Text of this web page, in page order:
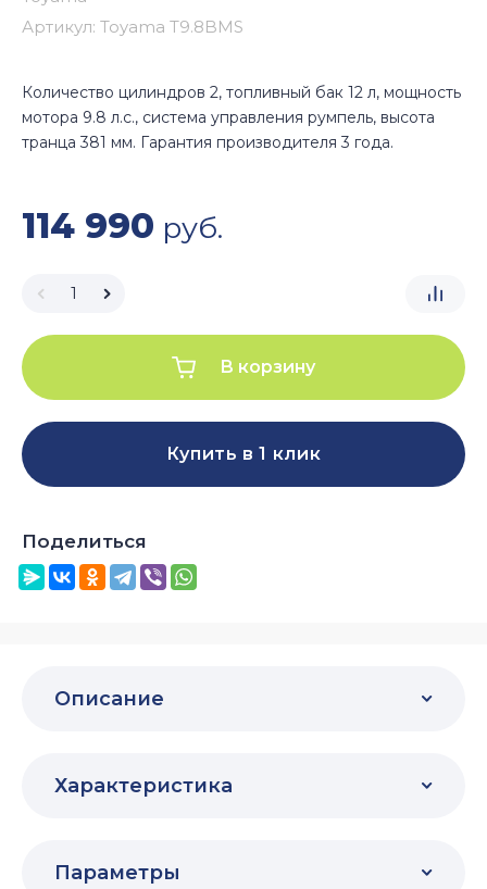
Артикул: Toyama T9.8BMS
Количество цилиндров 2, топливный бак 12 л, мощность
мотора 9.8 л.с., система управления румпель, высота
транца 381 мм. Гарантия производителя 3 года.
114 990 руб.
В корзину
Купить в 1 клик
Поделиться
Описание
Характеристика
Параметры